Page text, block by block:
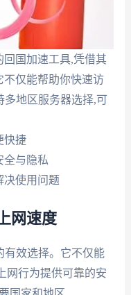
国加速工具,凭借其
不仅能帮助你快速访
多地区服务器选择,可
快捷
全与隐私
决使用问题
网速度
有效选择。它不仅能
网行为提供可靠的安